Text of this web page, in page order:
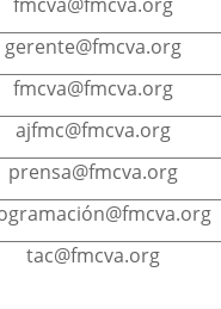
gerente@fmcva.org
fmcva@fmcva.org
ajfmc@fmcva.org
prensa@fmcva.org
tac@fmcva.org